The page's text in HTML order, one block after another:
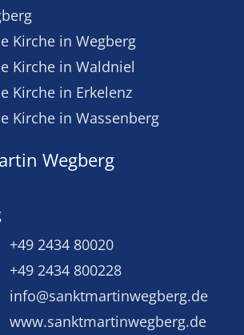
Kirche in Wegberg
Kirche in Waldniel
Kirche in Erkelenz
Kirche in Wassenberg
Wegberg
+49 2434 80020
+49 2434 800228
info@sanktmartinwegberg.de
www.sanktmartinwegberg.de